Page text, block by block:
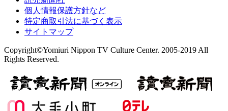
個人情報保護方針など
特定商取引法に基づく表示
サイトマップ
Copyright©Yomiuri Nippon TV Culture Center. 2005-2019 All
Rights Reserved.